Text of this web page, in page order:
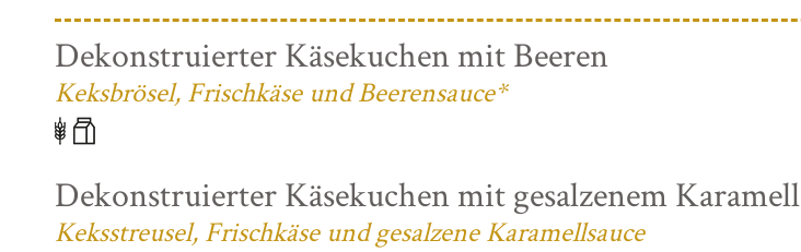
Dekonstruierter Käsekuchen mit Beeren
Keksbrösel, Frischkäse und Beerensauce*
Dekonstruierter Käsekuchen mit gesalzenem Karamell
Keksstreusel, Frischkäse und gesalzene Karamellsauce